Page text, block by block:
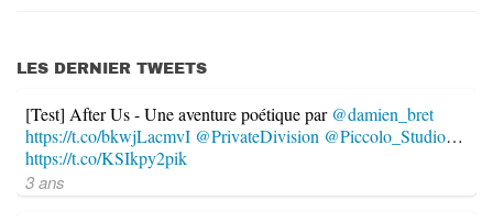
LES DERNIER TWEETS
[Test] After Us - Une aventure poétique par @damien_bret
https://t.co/bkwjLacmvI @PrivateDivision @Piccolo_Studio…
https://t.co/KSIkpy2pik
3 ans